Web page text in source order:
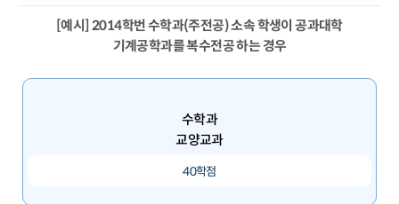
[예시] 2014학번 수학과(주전공) 소속 학생이 공과대학
기계공학과를 복수전공 하는 경우
수학과
교양교과
40학점